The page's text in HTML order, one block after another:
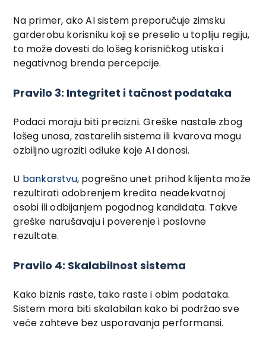
Na primer, ako AI sistem preporučuje zimsku
garderobu korisniku koji se preselio u topliju regiju,
to može dovesti do lošeg korisničkog utiska i
negativnog brenda percepcije.
Pravilo 3: Integritet i tačnost podataka
Podaci moraju biti precizni. Greške nastale zbog
lošeg unosa, zastarelih sistema ili kvarova mogu
ozbiljno ugroziti odluke koje AI donosi.
U bankarstvu, pogrešno unet prihod klijenta može
rezultirati odobrenjem kredita neadekvatnoj
osobi ili odbijanjem pogodnog kandidata. Takve
greške narušavaju i poverenje i poslovne
rezultate.
Pravilo 4: Skalabilnost sistema
Kako biznis raste, tako raste i obim podataka.
Sistem mora biti skalabilan kako bi podržao sve
veće zahteve bez usporavanja performansi.